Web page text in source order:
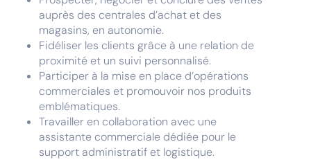
auprès des centrales d’achat et des
magasins, en autonomie.
Fidéliser les clients grâce à une relation de
proximité et un suivi personnalisé.
Participer à la mise en place d’opérations
commerciales et promouvoir nos produits
emblématiques.
Travailler en collaboration avec une
assistante commerciale dédiée pour le
support administratif et logistique.